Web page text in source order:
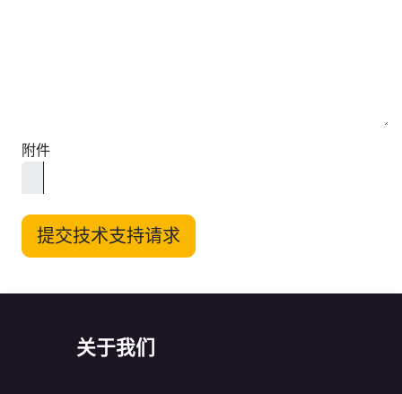
附件
提交技术支持请求
关于我们